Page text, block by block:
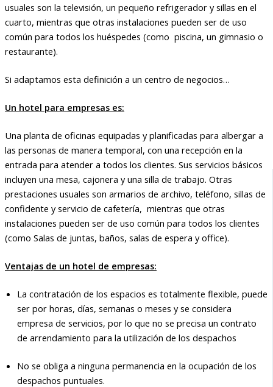
usuales son la televisión, un pequeño refrigerador y sillas en el
cuarto, mientras que otras instalaciones pueden ser de uso
común para todos los huéspedes (como piscina, un gimnasio o
restaurante).
Si adaptamos esta definición a un centro de negocios…
Un hotel para empresas es:
Una planta de oficinas equipadas y planificadas para albergar a
las personas de manera temporal, con una recepción en la
entrada para atender a todos los clientes. Sus servicios básicos
incluyen una mesa, cajonera y una silla de trabajo. Otras
prestaciones usuales son armarios de archivo, teléfono, sillas de
confidente y servicio de cafetería, mientras que otras
instalaciones pueden ser de uso común para todos los clientes
(como Salas de juntas, baños, salas de espera y office).
Ventajas de un hotel de empresas:
La contratación de los espacios es totalmente flexible, puede
ser por horas, días, semanas o meses y se considera
empresa de servicios, por lo que no se precisa un contrato
de arrendamiento para la utilización de los despachos
No se obliga a ninguna permanencia en la ocupación de los
despachos puntuales.